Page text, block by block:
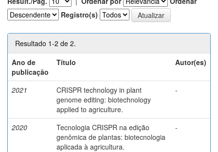
Registro(s)
Resultado 1-2 de 2.
Ano de
publicação
Título Autor(es)
2021
CRISPR technology in plant
genome editing: biotechnology
applied to agriculture.
-
2020
Tecnologia CRISPR na edição
genômica de plantas: biotecnologia
aplicada à agricultura.
-